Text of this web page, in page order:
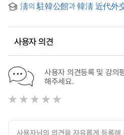
淸의 駐韓公館과 韓淸 近代外
사용자 의견
사용자 의견등록 및 강의
해주세요.